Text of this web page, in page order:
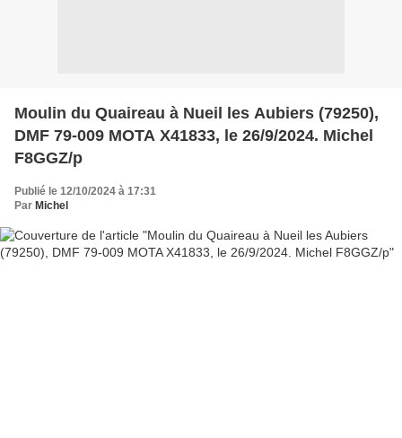
Moulin du Quaireau à Nueil les Aubiers (79250),
DMF 79-009 MOTA X41833, le 26/9/2024. Michel
F8GGZ/p
Publié le 12/10/2024 à 17:31
Par Michel